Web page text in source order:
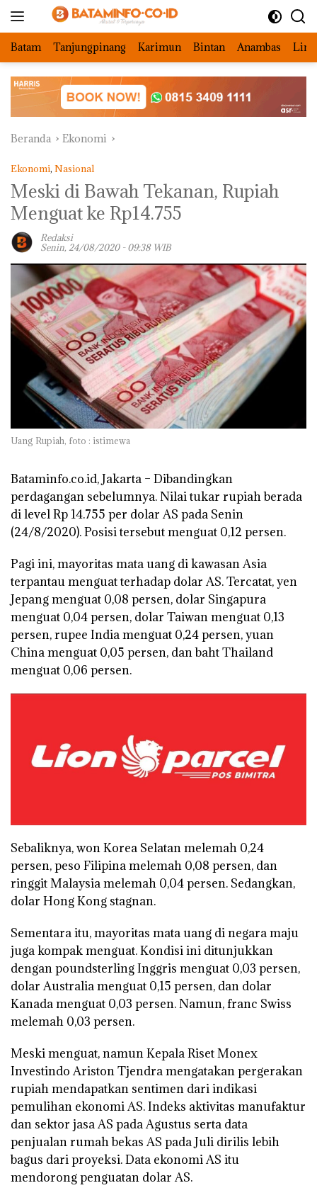
Batam Tanjungpinang Karimun Bintan Anambas
Beranda Ekonomi
Ekonomi, Nasional
Meski di Bawah Tekanan, Rupiah
Menguat ke Rp14.755
Redaksi
Senin, 24/08/2020 - 09:38 WIB
Uang Rupiah, foto : istimewa
Bataminfo.co.id, Jakarta – Dibandingkan
perdagangan sebelumnya. Nilai tukar rupiah berada
di level Rp 14.755 per dolar AS pada Senin
(24/8/2020). Posisi tersebut menguat 0,12 persen.
Pagi ini, mayoritas mata uang di kawasan Asia
terpantau menguat terhadap dolar AS. Tercatat, yen
Jepang menguat 0,08 persen, dolar Singapura
menguat 0,04 persen, dolar Taiwan menguat 0,13
persen, rupee India menguat 0,24 persen, yuan
China menguat 0,05 persen, dan baht Thailand
menguat 0,06 persen.
Sebaliknya, won Korea Selatan melemah 0,24
persen, peso Filipina melemah 0,08 persen, dan
ringgit Malaysia melemah 0,04 persen. Sedangkan,
dolar Hong Kong stagnan.
Sementara itu, mayoritas mata uang di negara maju
juga kompak menguat. Kondisi ini ditunjukkan
dengan poundsterling Inggris menguat 0,03 persen,
dolar Australia menguat 0,15 persen, dan dolar
Kanada menguat 0,03 persen. Namun, franc Swiss
melemah 0,03 persen.
Meski menguat, namun Kepala Riset Monex
Investindo Ariston Tjendra mengatakan pergerakan
rupiah mendapatkan sentimen dari indikasi
pemulihan ekonomi AS. Indeks aktivitas manufaktur
dan sektor jasa AS pada Agustus serta data
penjualan rumah bekas AS pada Juli dirilis lebih
bagus dari proyeksi. Data ekonomi AS itu
mendorong penguatan dolar AS.